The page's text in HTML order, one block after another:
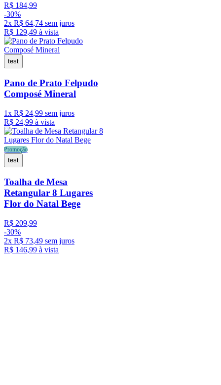
R$ 184,99
-30%
2x R$ 64,74 sem juros
R$ 129,49 à vista
test
Pano de Prato Felpudo
Composé Mineral
1x R$ 24,99 sem juros
R$ 24,99 à vista
Promoção
test
Toalha de Mesa
Retangular 8 Lugares
Flor do Natal Bege
R$ 209,99
-30%
2x R$ 73,49 sem juros
R$ 146,99 à vista